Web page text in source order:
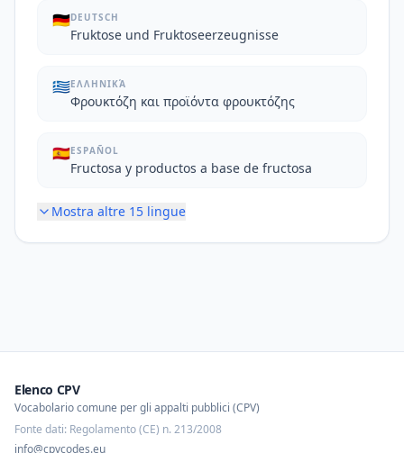
🇩🇪DEUTSCH
Fruktose und Fruktoseerzeugnisse
🇬🇷ΕΛΛΗΝΙΚΆ
Φρουκτόζη και προϊόντα φρουκτόζης
🇪🇸ESPAÑOL
Fructosa y productos a base de fructosa
Mostra altre 15 lingue
Elenco CPV
Vocabolario comune per gli appalti pubblici (CPV)
Fonte dati: Regolamento (CE) n. 213/2008
info@cpvcodes.eu